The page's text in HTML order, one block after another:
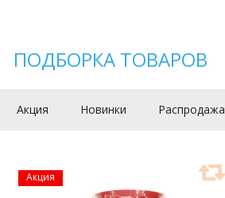
ПОДБОРКА ТОВАРОВ
Акция Новинки Распродажа
Акция